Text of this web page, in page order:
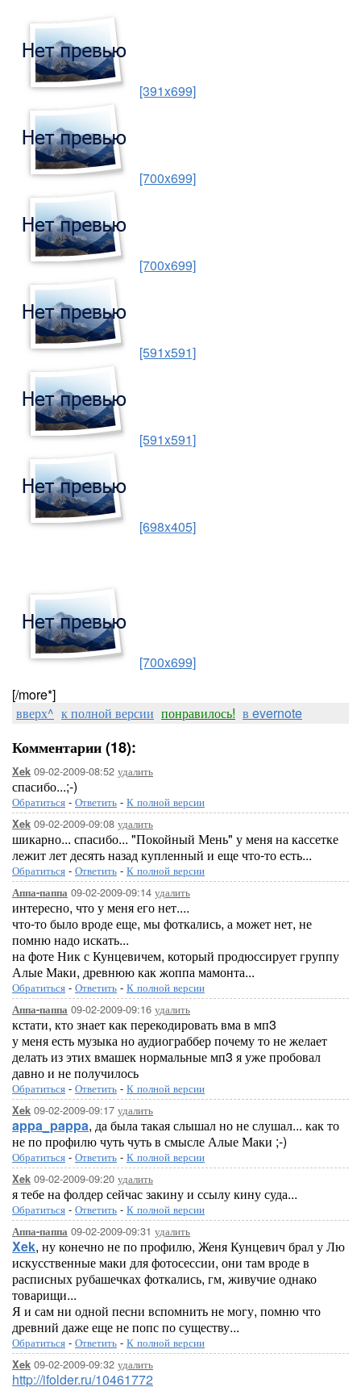
[391x699]
[700x699]
[700x699]
[591x591]
[591x591]
[698x405]
[700x699]
[/more*]
вверх^ к полной версии понравилось! в evernote
Комментарии (18):
Xek 09-02-2009-08:52 удалить
спасибо...;-)
Обратиться - Ответить - К полной версии
Xek 09-02-2009-09:08 удалить
шикарно... спасибо... "Покойный Мень" у меня на кассетке
лежит лет десять назад купленный и еще что-то есть...
Обратиться - Ответить - К полной версии
Аппа-паппа 09-02-2009-09:14 удалить
интересно, что у меня его нет....
что-то было вроде еще, мы фоткались, а может нет, не
помню надо искать...
на фоте Ник с Кунцевичем, который продюссирует группу
Алые Маки, древнюю как жоппа мамонта...
Обратиться - Ответить - К полной версии
Аппа-паппа 09-02-2009-09:16 удалить
кстати, кто знает как перекодировать вма в мп3
у меня есть музыка но аудиограббер почему то не желает
делать из этих вмашек нормальные мп3 я уже пробовал
давно и не получилось
Обратиться - Ответить - К полной версии
Xek 09-02-2009-09:17 удалить
appa_pappa, да была такая слышал но не слушал... как то
не по профилю чуть чуть в смысле Алые Маки ;-)
Обратиться - Ответить - К полной версии
Xek 09-02-2009-09:20 удалить
я тебе на фолдер сейчас закину и ссылу кину суда...
Обратиться - Ответить - К полной версии
Аппа-паппа 09-02-2009-09:31 удалить
Xek, ну конечно не по профилю, Женя Кунцевич брал у Лю
искусственные маки для фотосессии, они там вроде в
расписных рубашечках фоткались, гм, живучие однако
товарищи...
Я и сам ни одной песни вспомнить не могу, помню что
древний даже еще не попс по существу...
Обратиться - Ответить - К полной версии
Xek 09-02-2009-09:32 удалить
http://ifolder.ru/10461772